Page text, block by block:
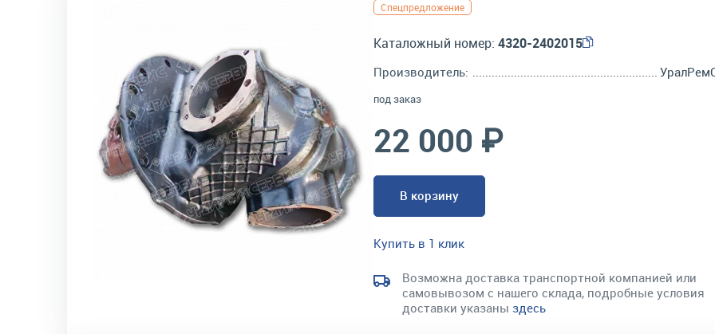
Спецпредложение
Каталожный номер: 4320-2402015
Производитель:
под заказ
22 000 ₽
В корзину
Купить в 1 клик
Возможна доставка транспортной компанией или
самовывозом с нашего склада, подробные условия
доставки указаны здесь